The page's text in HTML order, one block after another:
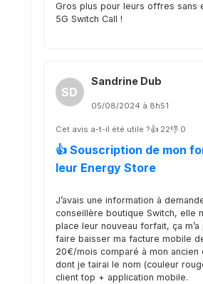
Gros plus pour leurs offres sans
5G Switch Call !
SD
Sandrine Dub
05/08/2024 à 8h51
Cet avis a-t-il été utile ?👍 22👎 0
👍 Souscription de mon
leur Energy Store
J’avais une information à
conseillère boutique Switch, elle
place leur nouveau forfait, ça
faire baisser ma facture mobile
20€/mois comparé à mon ancien
dont je tairai le nom (couleur
client top + application mobile.